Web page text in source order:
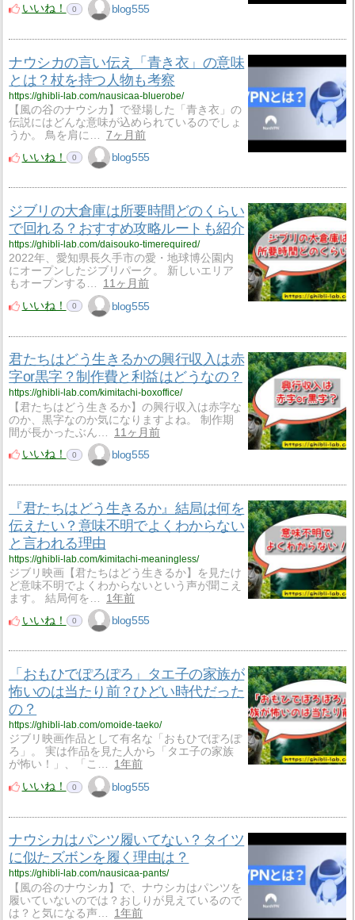
いいね！
0 blog555
ナウシカの言い伝え「青き衣」の意味
とは？杖を持つ人物も考察
https://ghibli-lab.com/nausicaa-bluerobe/
【風の谷のナウシカ】で登場した「青き衣」の
伝説にはどんな意味が込められているのでしょ
うか。 鳥を肩に…
7ヶ月前
いいね！
0 blog555
ジブリの大倉庫は所要時間どのくらい
で回れる？おすすめ攻略ルートも紹介
https://ghibli-lab.com/daisouko-timerequired/
2022年、愛知県長久手市の愛・地球博公園内
にオープンしたジブリパーク。 新しいエリア
もオープンする…
11ヶ月前
いいね！
0 blog555
君たちはどう生きるかの興行収入は赤
字or黒字？制作費と利益はどうなの？
https://ghibli-lab.com/kimitachi-boxoffice/
【君たちはどう生きるか】の興行収入は赤字な
のか、黒字なのか気になりますよね。 制作期
間が長かったぶん…
11ヶ月前
いいね！
0 blog555
『君たちはどう生きるか』結局は何を
伝えたい？意味不明でよくわからない
と言われる理由
https://ghibli-lab.com/kimitachi-meaningless/
ジブリ映画【君たちはどう生きるか】を見たけ
ど意味不明でよくわからないという声が聞こえ
ます。 結局何を…
1年前
いいね！
0 blog555
「おもひでぽろぽろ」タエ子の家族が
怖いのは当たり前？ひどい時代だった
の？
https://ghibli-lab.com/omoide-taeko/
ジブリ映画作品として有名な「おもひでぽろぽ
ろ」。 実は作品を見た人から「タエ子の家族
が怖い！」、「こ…
1年前
いいね！
0 blog555
ナウシカはパンツ履いてない？タイツ
に似たズボンを履く理由は？
https://ghibli-lab.com/nausicaa-pants/
【風の谷のナウシカ】で、ナウシカはパンツを
履いていないのでは？おしりが見えているので
は？と気になる声…
1年前